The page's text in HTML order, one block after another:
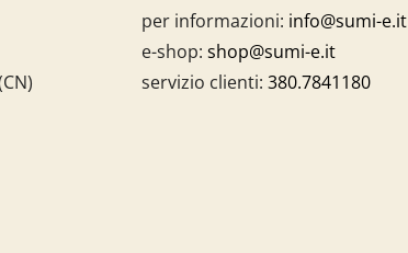
per informazioni: info@sumi-e.it
e-shop: shop@sumi-e.it
servizio clienti: 380.7841180